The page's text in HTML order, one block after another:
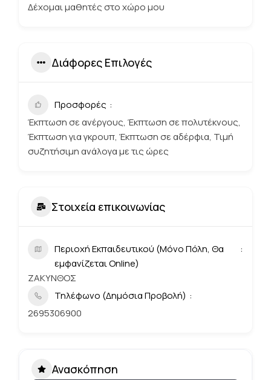
Δέχομαι μαθητές στο χώρο μου
Διάφορες Επιλογές
Προσφορές
Έκπτωση σε ανέργους, Έκπτωση σε πολυτέκνους,
Έκπτωση για γκρουπ, Έκπτωση σε αδέρφια, Τιμή
συζητήσιμη ανάλογα με τις ώρες
Στοιχεία επικοινωνίας
Περιοχή Εκπαιδευτικού (Μόνο Πόλη, Θα
εμφανίζεται Online)
ΖΑΚΥΝΘΟΣ
Τηλέφωνο (Δημόσια Προβολή)
2695306900
Ανασκόπηση